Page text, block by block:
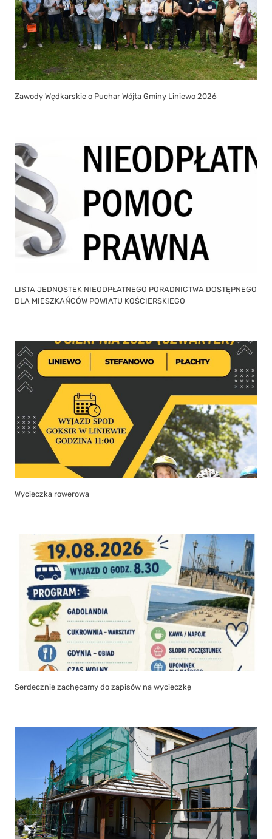
Zawody Wędkarskie o Puchar Wójta Gminy Liniewo 2026
LISTA JEDNOSTEK NIEODPŁATNEGO PORADNICTWA DOSTĘPNEGO
DLA MIESZKAŃCÓW POWIATU KOŚCIERSKIEGO
Wycieczka rowerowa
Serdecznie zachęcamy do zapisów na wycieczkę